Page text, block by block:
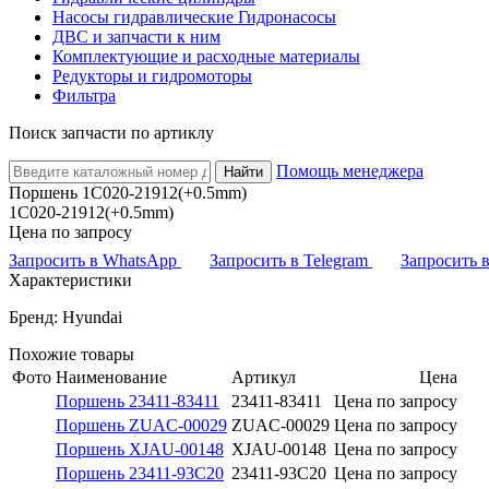
Насосы гидравлические Гидронасосы
ДВС и запчасти к ним
Комплектующие и расходные материалы
Редукторы и гидромоторы
Фильтра
Поиск запчасти по артиклу
Найти
Помощь менеджера
Поршень 1C020-21912(+0.5mm)
1C020-21912(+0.5mm)
Цена по запросу
Запросить в WhatsApp
Запросить в Telegram
Запросить
Характеристики
Бренд: Hyundai
Похожие товары
Фото Наименование Артикул
Цена
Поршень 23411-83411
23411-83411
Цена по запросу
Поршень ZUAC-00029 ZUAC-00029 Цена по запросу
Поршень XJAU-00148 XJAU-00148 Цена по запросу
Поршень 23411-93C20 23411-93C20 Цена по запросу